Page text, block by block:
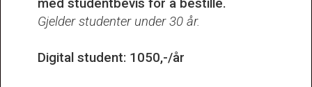
med studentbevis for å bestille.
Gjelder studenter under 30 år.
Digital student: 1050,-/år